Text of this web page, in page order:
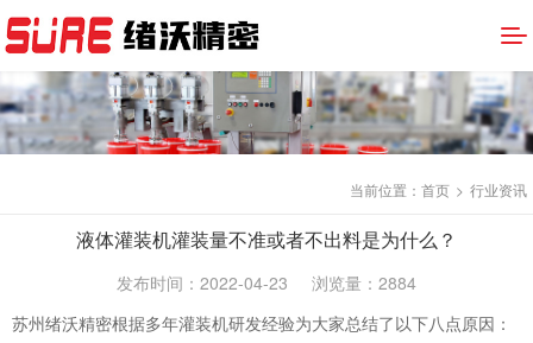
当前位置： 首页 > 行业资讯
液体灌装机灌装量不准或者不出料是为什么？
发布时间：2022-04-23
浏览量：2884
苏州绪沃精密根据多年灌装机研发经验为大家总结了以下八点原因：